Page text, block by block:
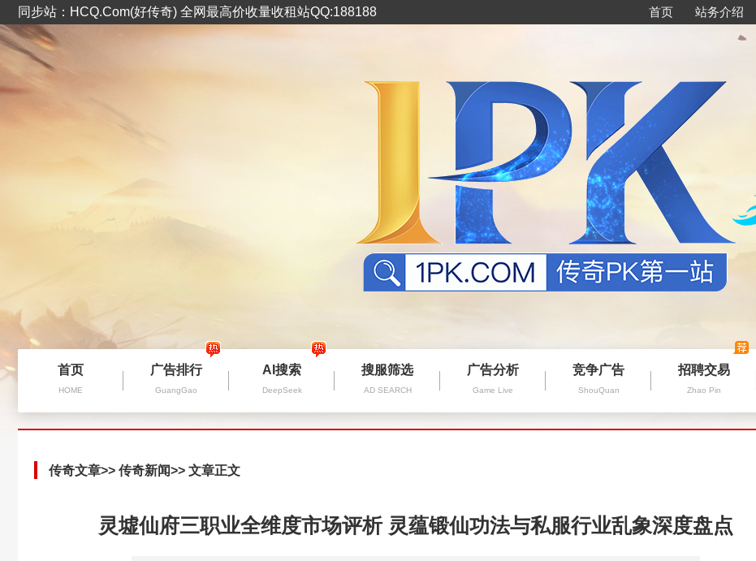
同步站：HCQ.Com(好传奇) 全网最高价收量收租站QQ:188188 首页 站务介绍
首页
HOME
广告排行
GuangGao
AI搜索
DeepSeek
搜服筛选
AD SEARCH
广告分析
Game Live
竞争广告
ShouQuan
招聘交易
Zhao Pin
传奇文章>> 传奇新闻>> 文章正文
灵墟仙府三职业全维度市场评析 灵蕴锻仙功法与私服行业乱象深度盘点